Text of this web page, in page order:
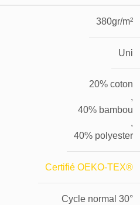
380gr/m²
Uni
20% coton
,
40% bambou
,
40% polyester
Certifié OEKO-TEX®
Cycle normal 30°